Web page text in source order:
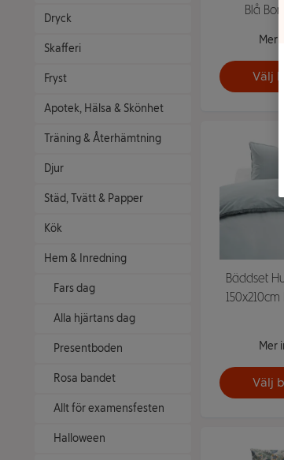
Dryck
Skafferi
Fryst
Apotek, Hälsa & Skönhet
Träning & Återhämtning
Djur
Städ, Tvätt & Papper
Kök
Hem & Inredning
Fars dag
Alla hjärtans dag
Presentboden
Rosa bandet
Allt för examensfesten
Halloween
Blå
Mer
Välj
Bäddset
Mer
Välj